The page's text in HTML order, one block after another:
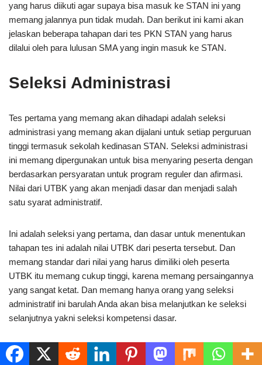
yang harus diikuti agar supaya bisa masuk ke STAN ini yang
memang jalannya pun tidak mudah. Dan berikut ini kami akan
jelaskan beberapa tahapan dari tes PKN STAN yang harus
dilalui oleh para lulusan SMA yang ingin masuk ke STAN.
Seleksi Administrasi
Tes pertama yang memang akan dihadapi adalah seleksi
administrasi yang memang akan dijalani untuk setiap perguruan
tinggi termasuk sekolah kedinasan STAN. Seleksi administrasi
ini memang dipergunakan untuk bisa menyaring peserta dengan
berdasarkan persyaratan untuk program reguler dan afirmasi.
Nilai dari UTBK yang akan menjadi dasar dan menjadi salah
satu syarat administratif.
Ini adalah seleksi yang pertama, dan dasar untuk menentukan
tahapan tes ini adalah nilai UTBK dari peserta tersebut. Dan
memang standar dari nilai yang harus dimiliki oleh peserta
UTBK itu memang cukup tinggi, karena memang persaingannya
yang sangat ketat. Dan memang hanya orang yang seleksi
administratif ini barulah Anda akan bisa melanjutkan ke seleksi
selanjutnya yakni seleksi kompetensi dasar.
LIhat juga : Informasi Materi Tes Akademik STAN